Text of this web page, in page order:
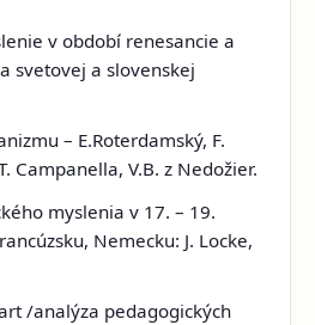
v období renesancie a
svetovej a slovenskej
– E.Roterdamský, F.
Campanella, V.B. z Nedožier.
myslenia v 17. – 19.
Nemecku: J. Locke,
/analýza pedagogických